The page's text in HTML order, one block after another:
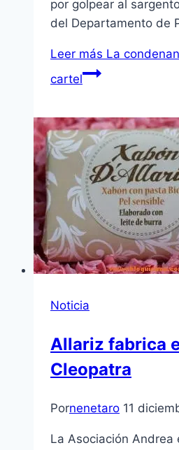
por golpear al
del Departamento de
Leer más La
cartel
Noticia
Allariz fabrica
Cleopatra
Pornenetaro 11
La Asociación